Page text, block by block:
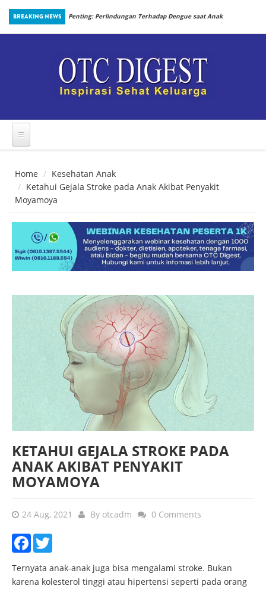
Skip to main content
BREAKING NEWS
Prosedur
Penting: Perlindungan Terhadap Dengue saat Anak
Home
Kesehatan Anak
Ketahui Gejala Stroke pada Anak Akibat Penyakit
Moyamoya
KETAHUI GEJALA STROKE PADA
ANAK AKIBAT PENYAKIT
MOYAMOYA
24 Aug, 2021 By otcadm 0 Comments
Facebook
Ternyata anak-anak juga bisa mengalami stroke. Bukan
karena kolesterol tinggi atau hipertensi seperti pada orang